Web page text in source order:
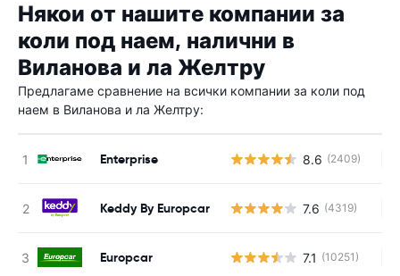
Някои от нашите компании за
коли под наем, налични в
Виланова и ла Желтру
Предлагаме сравнение на всички компании за коли под
наем в Виланова и ла Желтру:
Enterprise 8.6 (2409)
Keddy By Europcar 7.6 (4319)
Europcar 7.1 (10251)